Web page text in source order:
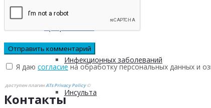
Инфекционных заболеваний
Инсульта
Я даю согласиена обработку персональных данных и
доступен плагинATs Privacy Policy©
Контакты